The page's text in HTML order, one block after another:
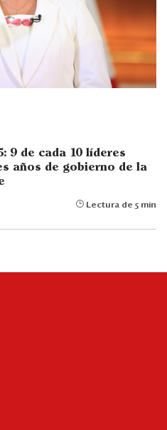
9 de cada 10 líderes
años de gobierno de la
Lectura de 5 min